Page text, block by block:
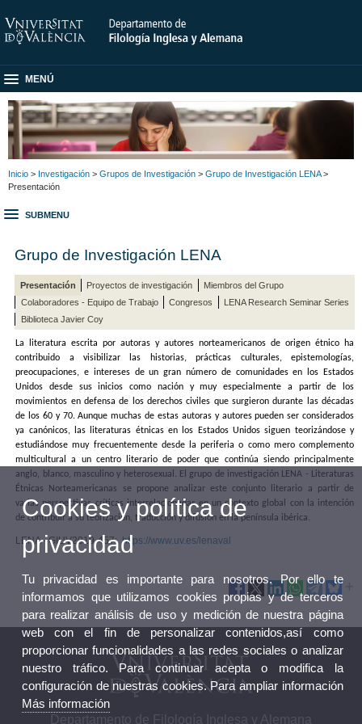
MENÚ
Inicio > Investigación > Grupos de Investigación > Grupo de Investigación LENA>
Presentación
SUBMENU
Grupo de Investigación LENA
Presentación Proyectos de investigación
Miembros del Grupo
Colaboradores - Equipo de Trabajo
Congresos
LENA Research Seminar Series
Biblioteca Javier Coy
La literatura escrita por autoras y autores norteamericanos de origen étnico ha
contribuido a visibilizar las historias, prácticas culturales, epistemologías,
preocupaciones, e intereses de un gran número de comunidades en los Estados
Unidos desde sus inicios como nación y muy especialmente a partir de los
movimientos en defensa de los derechos civiles que surgieron durante las décadas
de los 60 y 70. Aunque muchas de estas autoras y autores pueden ser considerados
ya canónicos, las literaturas étnicas en los Estados Unidos siguen teorizándose y
estudiándose muy frecuentemente desde la periferia o como mero complemento
multicultural a un centro literario de poder que continúa siendo principalmente
anglo, blanco, masculino y heterosexual. El grupo de investigación LENA - Literaturas
Étnicas Norteamericanas se propone analizar este conjunto literario a partir de
varias perspectivas críticas interrelacionadas en un contexto global con la intención
de contribuir a su teorización, traducción y difusión en la península ibérica.
LENA - GIUV2019-457:https://www.uv.es/lenaval
Departamento de Filología Inglesa y Alemana
Cookies y política de
privacidad
Tu privacidad es importante para nosotros. Por ello te
informamos que utilizamos cookies propias y de terceros
para realizar análisis de uso y medición de nuestra página
web con el fin de personalizar contenidos,así como
proporcionar funcionalidades a las redes sociales o analizar
nuestro tráfico. Para continuar acepta o modifica la
configuración de nuestras cookies. Para ampliar información
Más información